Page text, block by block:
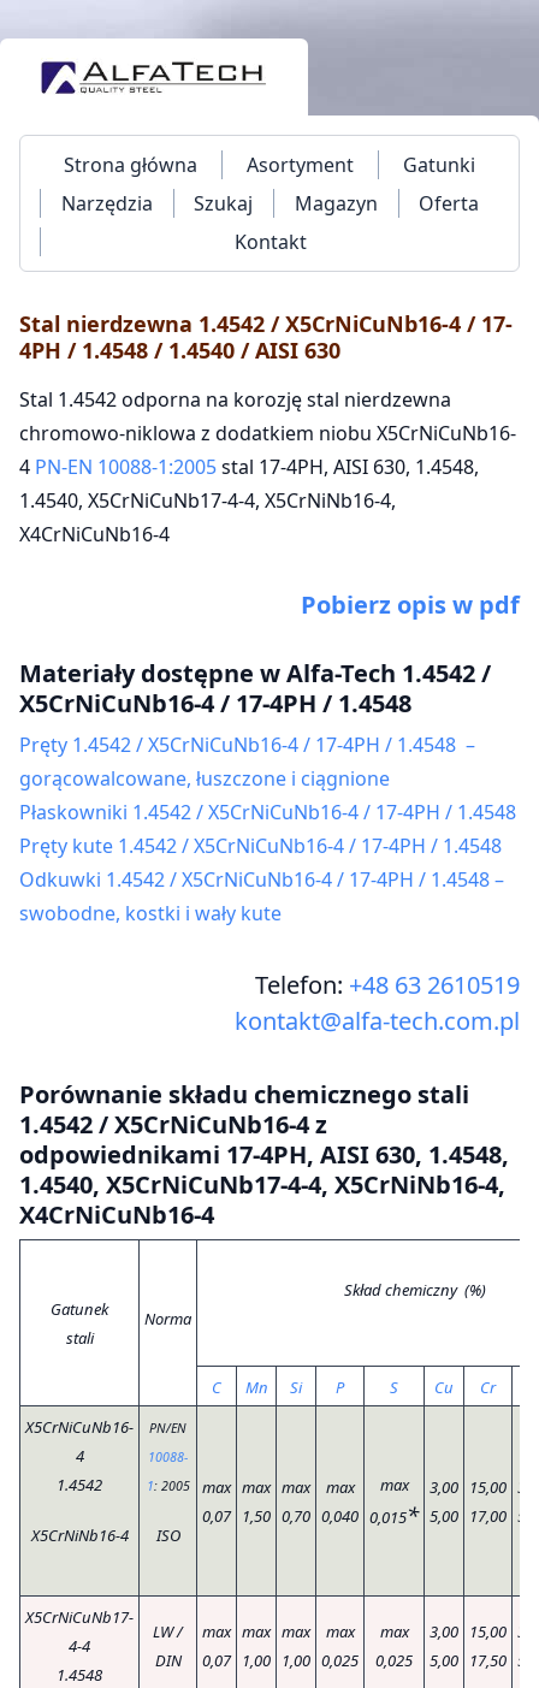
Strona główna Asortyment
Gatunki
Narzędzia
Szukaj Magazyn
Oferta
Kontakt
Stal nierdzewna 1.4542 / X5CrNiCuNb16-4 / 17-
4PH / 1.4548 / 1.4540 / AISI 630
Stal 1.4542 odporna na korozję stal nierdzewna
chromowo-niklowa z dodatkiem niobu X5CrNiCuNb16-
4 PN-EN 10088-1:2005stal 17-4PH, AISI 630, 1.4548,
1.4540, X5CrNiCuNb17-4-4, X5CrNiNb16-4,
X4CrNiCuNb16-4
Pobierz opis w pdf
Materiały dostępne w Alfa-Tech 1.4542 /
X5CrNiCuNb16-4 / 17-4PH / 1.4548
Pręty 1.4542 / X5CrNiCuNb16-4 / 17-4PH / 1.4548 –
gorącowalcowane, łuszczone i ciągnione
Płaskowniki 1.4542 / X5CrNiCuNb16-4 / 17-4PH / 1.4548
Pręty kute 1.4542 / X5CrNiCuNb16-4 / 17-4PH / 1.4548
Odkuwki 1.4542 / X5CrNiCuNb16-4 / 17-4PH / 1.4548 –
swobodne, kostki i wały kute
Telefon: +48 63 2610519
kontakt@alfa-tech.com.pl
Porównanie składu chemicznego stali
1.4542 / X5CrNiCuNb16-4 z
odpowiednikami 17-4PH, AISI 630, 1.4548,
1.4540, X5CrNiCuNb17-4-4, X5CrNiNb16-4,
X4CrNiCuNb16-4
Gatunek
stali
Norma
Skład chemiczny (%)
C Mn Si P S Cu Cr
X5CrNiCuNb16-
4
1.4542
X5CrNiNb16-4
PN/EN
10088-
1: 2005
ISO
max
0,07
max
1,50
max
0,70
max
0,040
max
0,015*
3,00
5,00
15,00
17,00
X5CrNiCuNb17-
4-4
1.4548
LW /
DIN
max
0,07
max
1,00
max
1,00
max
0,025
max
0,025
3,00
5,00
15,00
17,50